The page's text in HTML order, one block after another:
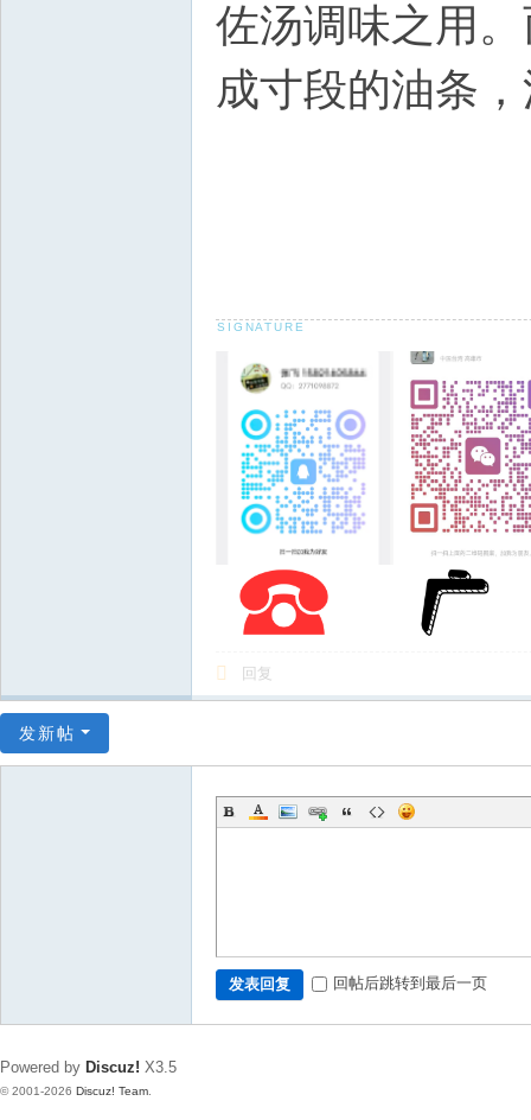
佐汤调味之用。
成寸段的油条
回复
发新帖
发表回复 回帖后跳转到最后一页
Powered by Discuz! X3.5
© 2001-2026 Discuz! Team